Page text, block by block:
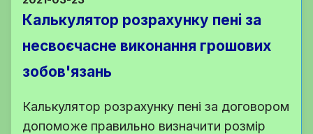
Калькулятор розрахунку пені за
несвоєчасне виконання грошових
зобов'язань
Калькулятор розрахунку пені за договором
допоможе правильно визначити розмір